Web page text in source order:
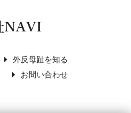
NAVI
外反母趾を知る
お問い合わせ